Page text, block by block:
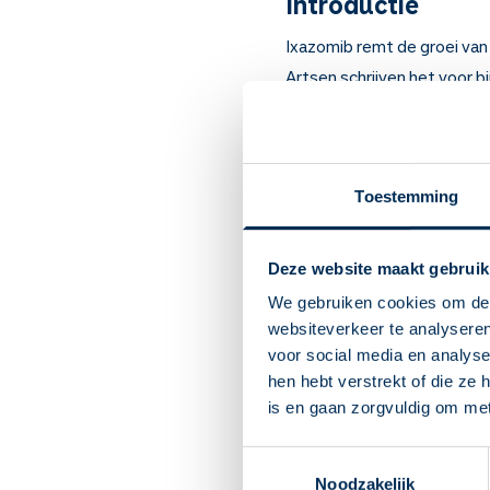
Toestemming
Deze website maakt
We gebruiken cookies om
websiteverkeer te
voor social media en
hen hebt verstrekt of die ze
is en gaan zorgvuldig om
Noodzakelijk
Ixazomib remt de groei
Artsen schrijven het voor
Ixazomib remt de
De capsule heel
U kunt merken dat u
heeft of moet
Andere bijwerkingen
oogproblemen en
U kunt last krijgen van
Ixazomib is zeer sterk
Vrouwen mogen
stoppen geen kind